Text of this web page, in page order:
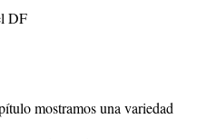
DF
mostramos una variedad